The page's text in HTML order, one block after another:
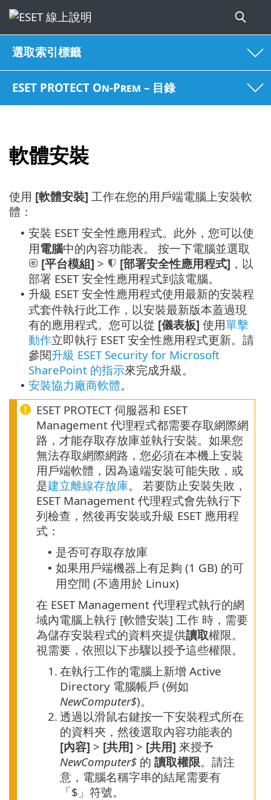
選取索引標籤
ESET PROTECT On-Prem – 目錄
軟體安裝
使用 [軟體安裝] 工作在您的用戶端電腦上安裝軟
體：
• 安裝 ESET 安全性應用程式。此外，您可以使
用電腦中的內容功能表。 按一下電腦並選取
[平台模組] > [部署安全性應用程式] ，以
部署 ESET 安全性應用程式到該電腦。
• 升級 ESET 安全性應用程式使用最新的安裝程
式套件執行此工作，以安裝最新版本蓋過現
有的應用程式。您可以從 [儀表板] 使用單擊
動作立即執行 ESET 安全性應用程式更新。請
參閱升級 ESET Security for Microsoft
SharePoint 的指示來完成升級。
• 安裝協力廠商軟體。
ESET PROTECT 伺服器和 ESET
Management 代理程式都需要存取網際網
路，才能存取存放庫並執行安裝。如果您
無法存取網際網路，您必須在本機上安裝
用戶端軟體，因為遠端安裝可能失敗，或
是建立離線存放庫。 若要防止安裝失敗，
ESET Management 代理程式會先執行下
列檢查，然後再安裝或升級 ESET 應用程
式：
• 是否可存取存放庫
• 如果用戶端機器上有足夠 (1 GB) 的可
用空間 (不適用於 Linux)
在 ESET Management 代理程式執行的網
域內電腦上執行 [軟體安裝] 工作 時，需要
為儲存安裝程式的資料夾提供讀取權限。
視需要，依照以下步驟以授予這些權限。
1. 在執行工作的電腦上新增 Active
Directory 電腦帳戶 (例如
NewComputer$)。
2. 透過以滑鼠右鍵按一下安裝程式所在
的資料夾，然後選取內容功能表的
[內容] > [共用] > [共用] 來授予
NewComputer$ 的 讀取權限。請注
意，電腦名稱字串的結尾需要有
「$」符號。